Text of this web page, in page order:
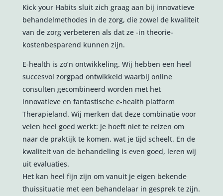
Kick your Habits sluit zich graag aan bij innovatieve
behandelmethodes in de zorg, die zowel de kwaliteit
van de zorg verbeteren als dat ze -in theorie-
kostenbesparend kunnen zijn.
E-health is zo’n ontwikkeling. Wij hebben een heel
succesvol zorgpad ontwikkeld waarbij online
consulten gecombineerd worden met het
innovatieve en fantastische e-health platform
Therapieland. Wij merken dat deze combinatie voor
velen heel goed werkt: je hoeft niet te reizen om
naar de praktijk te komen, wat je tijd scheelt. En de
kwaliteit van de behandeling is even goed, leren wij
uit evaluaties.
Het kan heel fijn zijn om vanuit je eigen bekende
thuissituatie met een behandelaar in gesprek te zijn.